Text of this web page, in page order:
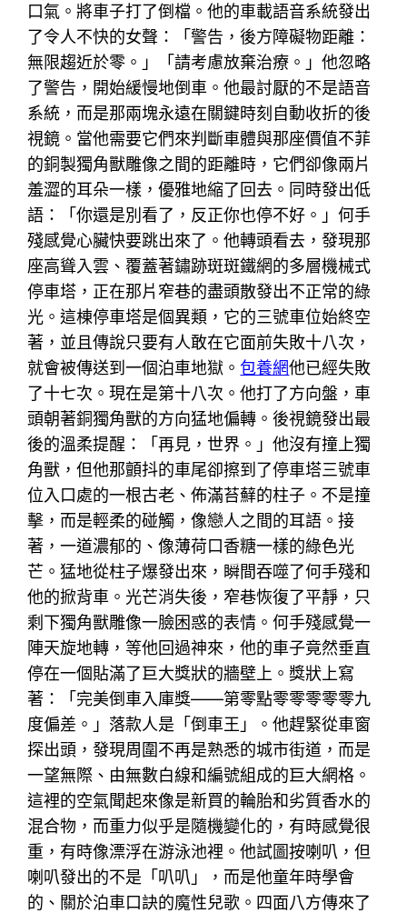
口氣。將車子打了倒檔。他的車載語音系統發出
了令人不快的女聲：「警告，後方障礙物距離：
無限趨近於零。」「請考慮放棄治療。」他忽略
了警告，開始緩慢地倒車。他最討厭的不是語音
系統，而是那兩塊永遠在關鍵時刻自動收折的後
視鏡。當他需要它們來判斷車體與那座價值不菲
的銅製獨角獸雕像之間的距離時，它們卻像兩片
羞澀的耳朵一樣，優雅地縮了回去。同時發出低
語：「你還是別看了，反正你也停不好。」何手
殘感覺心臟快要跳出來了。他轉頭看去，發現那
座高聳入雲、覆蓋著鏽跡斑斑鐵網的多層機械式
停車塔，正在那片窄巷的盡頭散發出不正常的綠
光。這棟停車塔是個異類，它的三號車位始終空
著，並且傳說只要有人敢在它面前失敗十八次，
就會被傳送到一個泊車地獄。包養網他已經失敗
了十七次。現在是第十八次。他打了方向盤，車
頭朝著銅獨角獸的方向猛地偏轉。後視鏡發出最
後的溫柔提醒：「再見，世界。」他沒有撞上獨
角獸，但他那顫抖的車尾卻擦到了停車塔三號車
位入口處的一根古老、佈滿苔蘚的柱子。不是撞
擊，而是輕柔的碰觸，像戀人之間的耳語。接
著，一道濃郁的、像薄荷口香糖一樣的綠色光
芒。猛地從柱子爆發出來，瞬間吞噬了何手殘和
他的掀背車。光芒消失後，窄巷恢復了平靜，只
剩下獨角獸雕像一臉困惑的表情。何手殘感覺一
陣天旋地轉，等他回過神來，他的車子竟然垂直
停在一個貼滿了巨大獎狀的牆壁上。獎狀上寫
著：「完美倒車入庫獎——第零點零零零零零九
度偏差。」落款人是「倒車王」。他趕緊從車窗
探出頭，發現周圍不再是熟悉的城市街道，而是
一望無際、由無數白線和編號組成的巨大網格。
這裡的空氣聞起來像是新買的輪胎和劣質香水的
混合物，而重力似乎是隨機變化的，有時感覺很
重，有時像漂浮在游泳池裡。他試圖按喇叭，但
喇叭發出的不是「叭叭」，而是他童年時學會
的、關於泊車口訣的魔性兒歌。四面八方傳來了